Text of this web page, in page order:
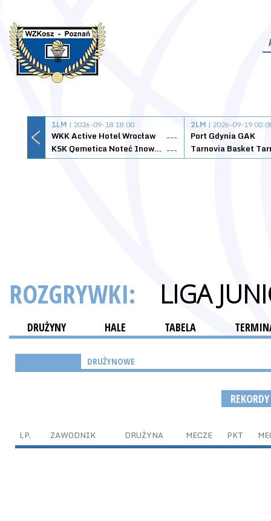
1LM | 2026-09-18 18:00
WKK Active Hotel Wrocław
---
KSK Qemetica Noteć Inowrocław ---
2LM | 2026-09-19
Port Gdynia GAK
ROZGRYWKI: LIGA
DRUŻYNY HALE TABELA
DRUŻYNOWE
REKORDY
LP. ZAWODNIK DRUŻYNA MECZE PKT